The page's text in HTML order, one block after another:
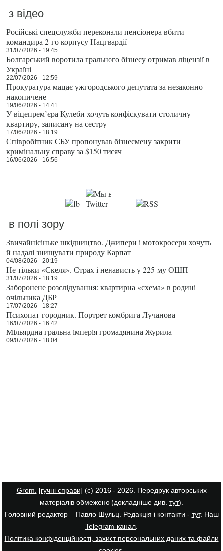
з відео
Російські спецслужби переконали пенсіонера вбити
командира 2-го корпусу Нацгвардії
31/07/2026 - 19:45
Болгарський воротила грального бізнесу отримав ліцензії в
Україні
22/07/2026 - 12:59
Прокуратура мацає ужгородського депутата за незаконно
накопичене
19/06/2026 - 14:41
У віцепрем’єра Кулеби хочуть конфіскувати столичну
квартиру, записану на сестру
17/06/2026 - 18:19
Співробітник СБУ пропонував бізнесмену закрити
кримінальну справу за $150 тисяч
16/06/2026 - 16:56
в полі зору
Звичайнісіньке шкідництво. Джипери і мотокросери хочуть
й надалі знищувати природу Карпат
04/08/2026 - 20:19
Не тільки «Скеля». Страх і ненависть у 225-му ОШП
31/07/2026 - 18:19
Заборонене розслідування: квартирна «схема» в родині
очільника ДБР
17/07/2026 - 18:27
Психопат-городник. Портрет комбрига Лучанова
16/07/2026 - 16:42
Мільярдна гральна імперія громадянина Журила
09/07/2026 - 18:04
Grom. [гучні справи] (с) 2016 - 2026. Передрук авторських
матеріалів обмежено (докладніше див. тут).
Головний редактор – Павло Шульц. Редакція і контакти - тут. Наш
Telegram-канал
Політика конфіденційності, захист персональних даних та файли